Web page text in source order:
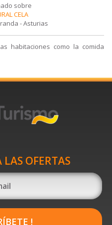
sobre
CELA
-Asturias
habitaciones como la comida
LAS OFERTAS
!